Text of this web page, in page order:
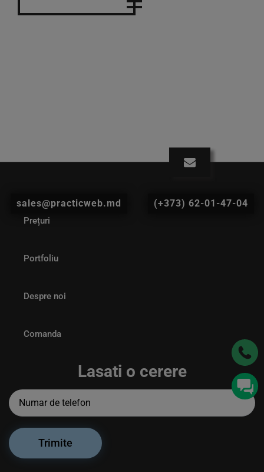
sales@practicweb.md (+373) 62-01-47-04
Prețuri
Portfoliu
Despre noi
Comanda
Lasati o cerere